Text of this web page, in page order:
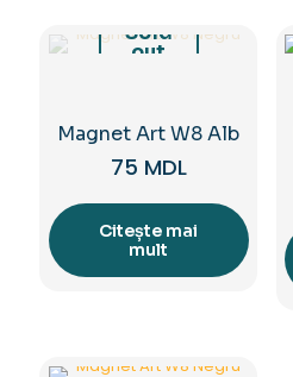
Sold
out
Magnet Art W8 Alb
75 MDL
Citește mai
mult